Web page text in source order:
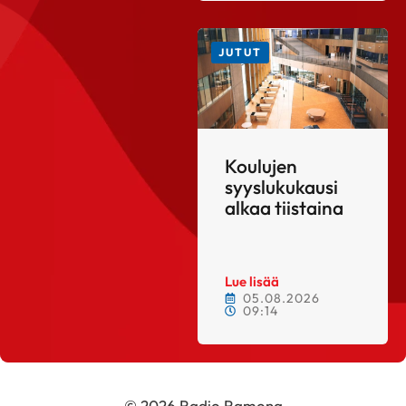
JUTUT
Koulujen
syyslukukausi
alkaa tiistaina
Lue lisää
05.08.2026
09:14